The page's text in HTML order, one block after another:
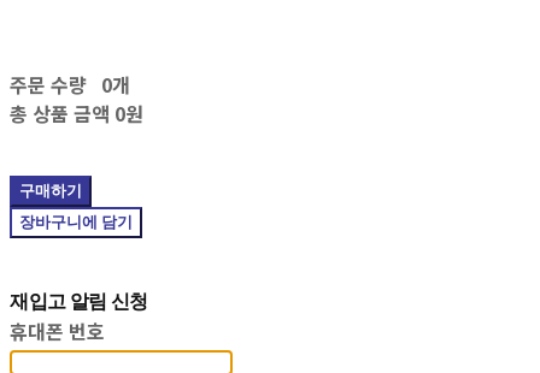
주문 수량 0개
총 상품 금액 0원
구매하기
장바구니에 담기
재입고 알림 신청
휴대폰 번호